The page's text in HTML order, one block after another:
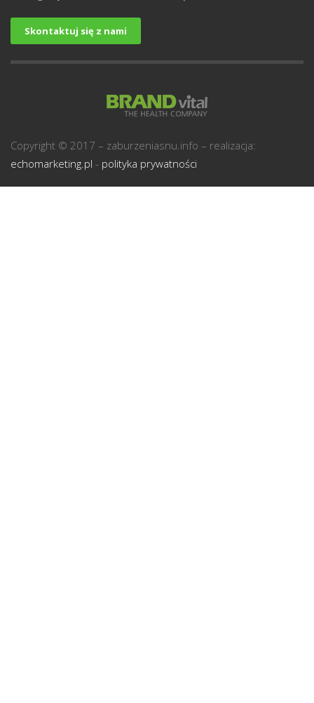
Skontaktuj się z nami
Copyright © 2017 – zaburzeniasnu.info – realizacja:
echomarketing.pl - polityka prywatności